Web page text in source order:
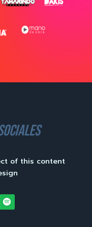
of this content